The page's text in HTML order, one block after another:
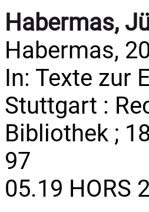
Habermas,
Habermas,
In: Texte zur
Stuttgart :
Bibliothek ;
97
05.19 HORS